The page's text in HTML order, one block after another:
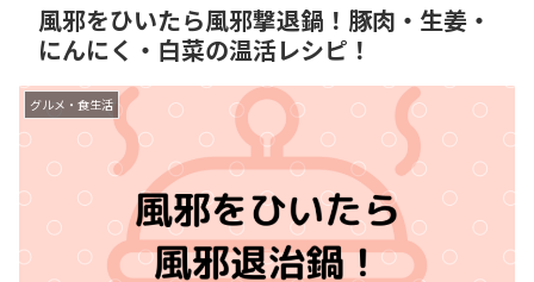
風邪をひいたら風邪撃退鍋！豚肉・生姜・
にんにく・白菜の温活レシピ！
グルメ・食生活